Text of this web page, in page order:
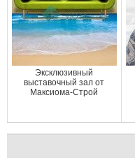
Эксклюзивный
выставочный зал от
Максиома-Строй